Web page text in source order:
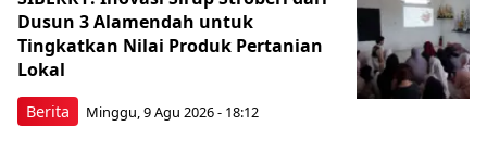
Berita
Dusun 3 Alamendah untuk
Tingkatkan Nilai Produk Pertanian
Lokal
Minggu, 9 Agu 2026 - 18:12